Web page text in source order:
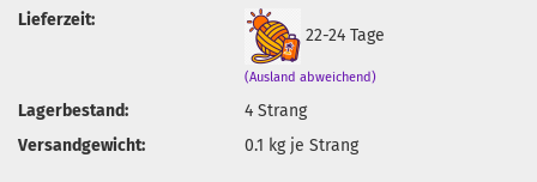
Lieferzeit:
22-24 Tage
(Ausland abweichend)
Lagerbestand: 4Strang
Versandgewicht:
0.1 kg je Strang